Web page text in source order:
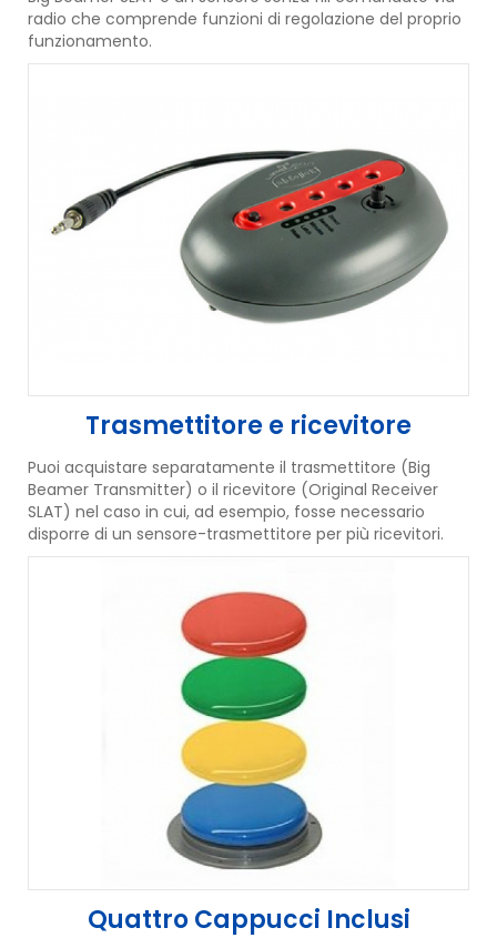
radio che comprende funzioni di regolazione del proprio
funzionamento.
Trasmettitore e ricevitore
Puoi acquistare separatamente il trasmettitore (Big
Beamer Transmitter) o il ricevitore (Original Receiver
SLAT) nel caso in cui, ad esempio, fosse necessario
disporre di un sensore-trasmettitore per più ricevitori.
Quattro Cappucci Inclusi